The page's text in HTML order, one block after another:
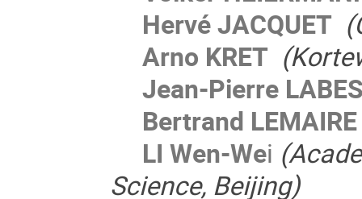
Hervé JACQUET
Arno KRET
Jean-Pierre
Bertrand
LI Wen-Wei
Science, Beijing)